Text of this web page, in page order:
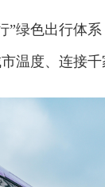
绿色出行体
温度、连接千